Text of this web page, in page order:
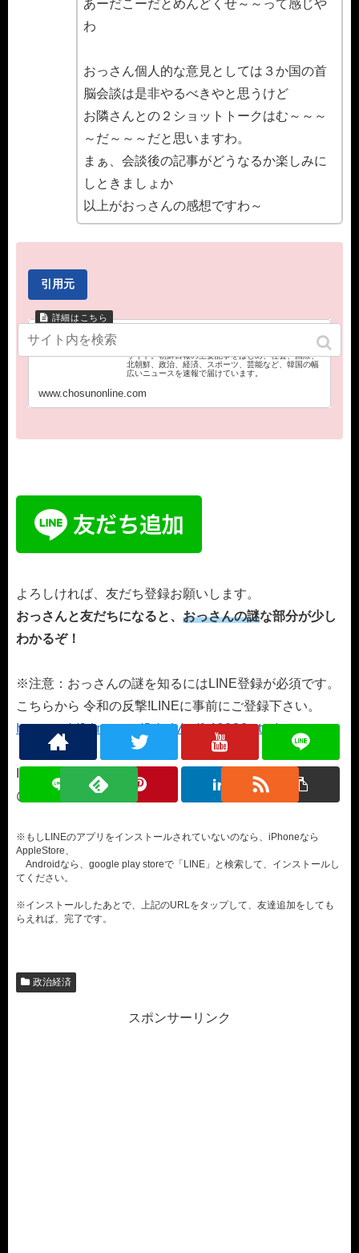
あーだこーだとめんどくせ～～って感じや
わ
おっさん個人的な意見としては３か国の首
脳会談は是非やるべきやと思うけど
お隣さんとの２ショットトークはむ～～～
～だ～～～だと思いますわ。
まぁ、会談後の記事がどうなるか楽しみに
しときましょか
以上がおっさんの感想ですわ～
引用元
韓国最大の発行部数を誇る朝鮮日報の日本語ニュース
サイト。朝鮮日報の主要記事をはじめ、社会、国際、
北朝鮮、政治、経済、スポーツ、芸能など、韓国の幅
広いニュースを速報で届けています。
www.chosunonline.com
よろしければ、友だち登録お願いします。
おっさんと友だちになると、 おっさんの謎な部分が少し
わかるぞ！
※注意：おっさんの謎を知るにはLINE登録が必須です。
こちらから 令和の反撃!LINEに事前にご登録下さい。
https://line.me/R/ti/p/%40929otuje
ID検索の場合はこちら▼
@929otuje（＠もお忘れなく）
※もしLINEのアプリをインストールされていないのなら、iPhoneなら
AppleStore、
Androidなら、google play storeで「LINE」と検索して、インストールし
てください。
※インストールしたあとで、上記のURLをタップして、友達追加をしても
らえれば、完了です。
政治経済
スポンサーリンク